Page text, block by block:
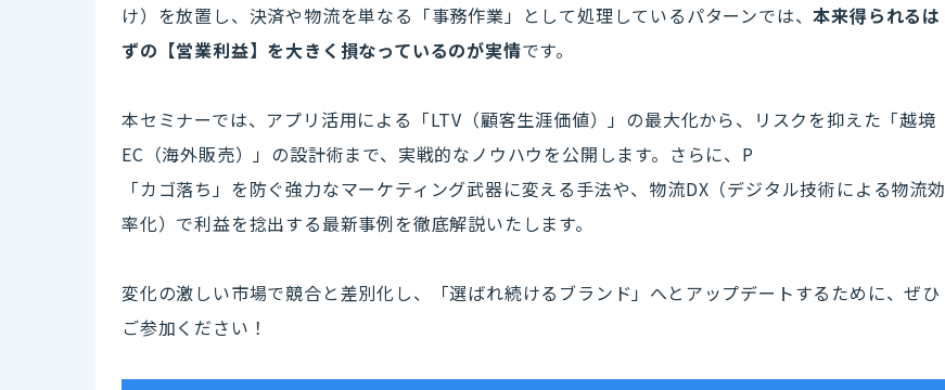
け）を放置し、決済や物流を単なる「事務作業」として処理しているパターンでは、本来得られるは
ずの【営業利益】を大きく損なっているのが実情です。
本セミナーでは、アプリ活用による「LTV（顧客生涯価値）」の最大化から、リスクを抑えた「越境
EC（海外販売）」の設計術まで、実戦的なノウハウを公開します。さらに、P
「カゴ落ち」を防ぐ強力なマーケティング武器に変える手法や、物流DX（デジタル技術による物流効
率化）で利益を捻出する最新事例を徹底解説いたします。
変化の激しい市場で競合と差別化し、「選ばれ続けるブランド」へとアップデートするために、ぜひ
ご参加ください！